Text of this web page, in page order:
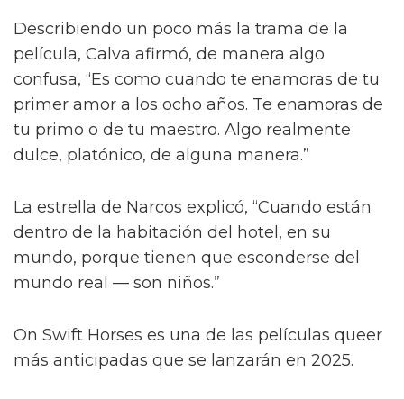
Describiendo un poco más la trama de la
película, Calva afirmó, de manera algo
confusa, “Es como cuando te enamoras de tu
primer amor a los ocho años. Te enamoras de
tu primo o de tu maestro. Algo realmente
dulce, platónico, de alguna manera.”
La estrella de Narcos explicó, “Cuando están
dentro de la habitación del hotel, en su
mundo, porque tienen que esconderse del
mundo real — son niños.”
On Swift Horses es una de las películas queer
más anticipadas que se lanzarán en 2025.